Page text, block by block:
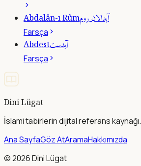
Abdalân-ı Rûmآبدالان روم
Farsça
Abdestآبدست
Farsça
Dini Lügat
İslami tabirlerin dijital referans kaynağı.
Ana SayfaGöz AtAramaHakkımızda
©2026Dini Lügat